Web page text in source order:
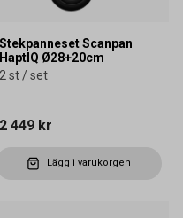
Stekpanneset Scanpan
HaptIQ Ø28+20cm
2 st / set
2 449 kr
Lägg i varukorgen